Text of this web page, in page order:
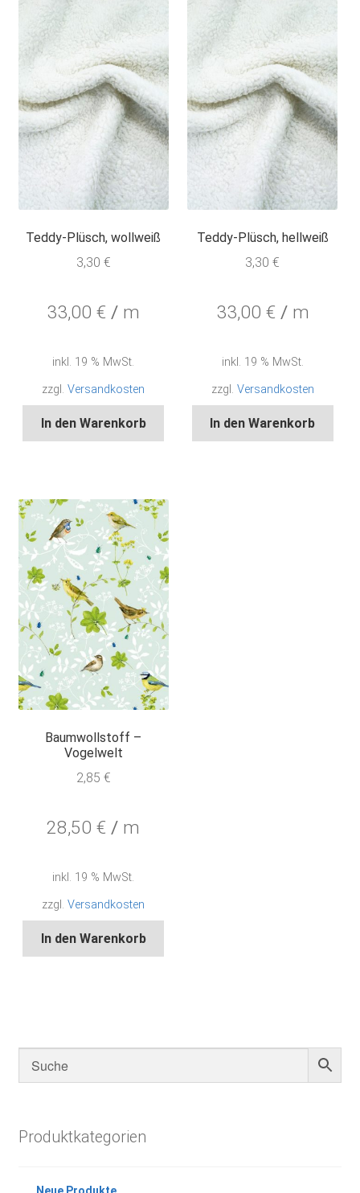
Teddy-Plüsch, wollweiß
3,30 €
33,00€ / m
inkl. 19 % MwSt.
zzgl.Versandkosten
In den Warenkorb
Teddy-Plüsch, hellweiß
3,30€
33,00 € / m
inkl. 19 % MwSt.
zzgl. Versandkosten
In den Warenkorb
Baumwollstoff –
Vogelwelt
2,85 €
28,50€ / m
inkl. 19 % MwSt.
zzgl.Versandkosten
In den Warenkorb
Produktkategorien